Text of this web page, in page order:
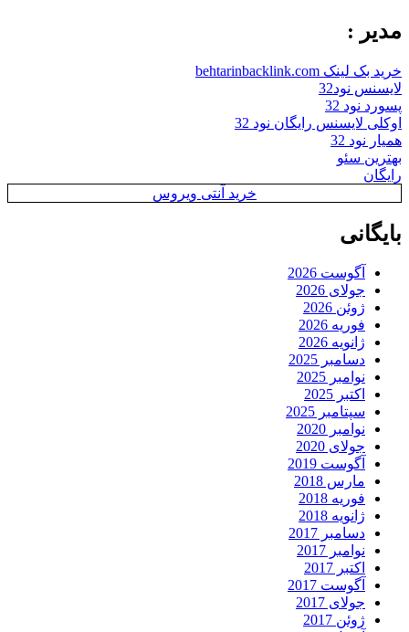
مدیر :
خرید بک لینک behtarinbacklink.com
لایسنس نود32
پسورد نود 32
اوکلی لایسنس رایگان نود 32
همیار نود 32
بهترین سئو
رایگان
خرید آنتی ویروس
بایگانی
آگوست 2026
جولای 2026
ژوئن 2026
فوریه 2026
ژانویه 2026
دسامبر 2025
نوامبر 2025
اکتبر 2025
سپتامبر 2025
نوامبر 2020
جولای 2020
آگوست 2019
مارس 2018
فوریه 2018
ژانویه 2018
دسامبر 2017
نوامبر 2017
اکتبر 2017
آگوست 2017
جولای 2017
ژوئن 2017